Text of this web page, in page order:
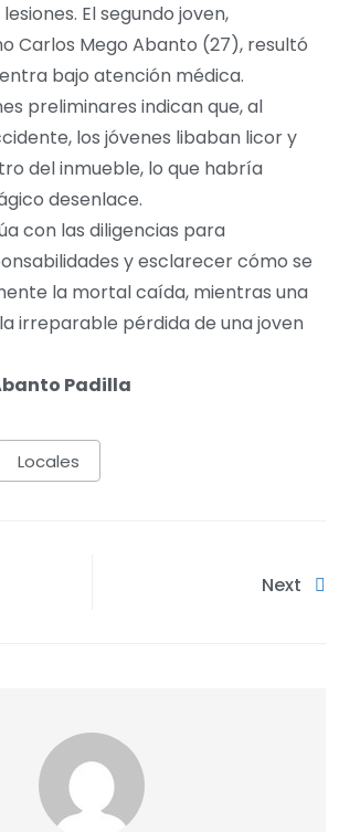
El segundo joven,
Carlos Mego Abanto (27), resultó
bajo atención médica.
preliminares indican que, al
los jóvenes libaban licor y
del inmueble, lo que habría
desenlace.
con las diligencias para
y esclarecer cómo se
la mortal caída, mientras una
irreparable pérdida de una joven
Padilla
Locales
Next